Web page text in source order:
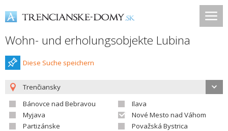
Wohn- und erholungsobjekte Lubina
Diese Suche speichern
Trenčiansky
Bánovce nad Bebravou
Ilava
Myjava
Nové Mesto nad Váhom
Partizánske
Považská Bystrica